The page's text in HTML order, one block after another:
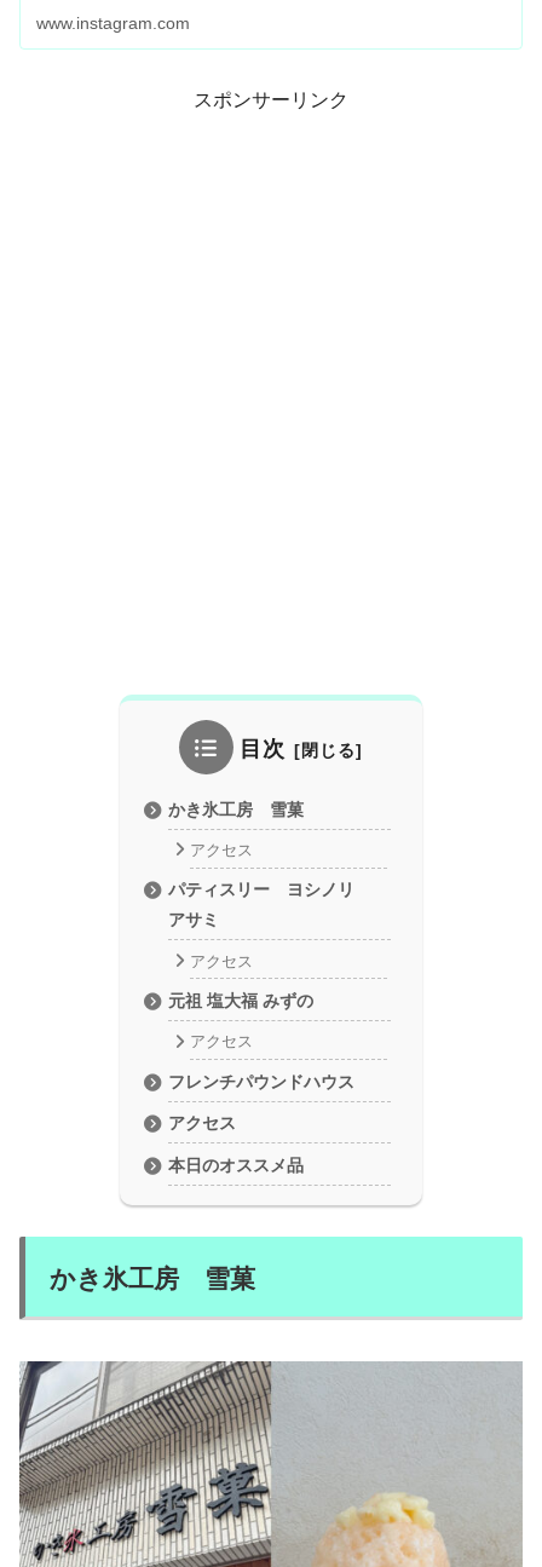
www.instagram.com
スポンサーリンク
目次
かき氷工房 雪菓
アクセス
パティスリー ヨシノリ
アサミ
アクセス
元祖 塩大福 みずの
アクセス
フレンチパウンドハウス
アクセス
本日のオススメ品
かき氷工房 雪菓